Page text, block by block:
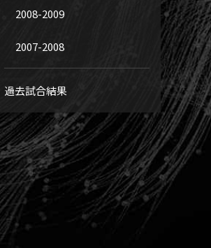
2008-2009
2007-2008
過去試合結果